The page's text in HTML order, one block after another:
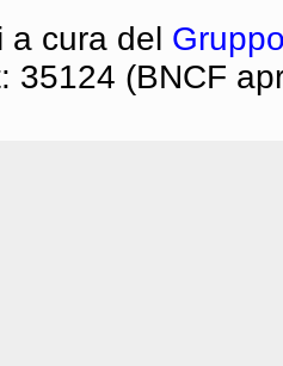
a cura del
35124 (BNCF